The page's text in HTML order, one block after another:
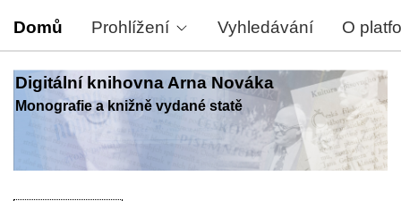
Domů Prohlížení Vyhledávání O
Digitální knihovna Arna Nováka
Monografie a knižně vydané statě